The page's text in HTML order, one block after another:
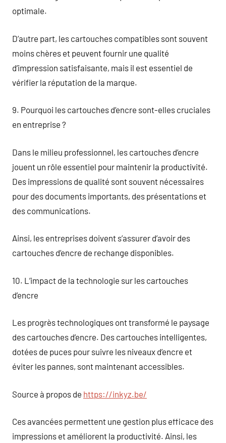
optimale.
D’autre part, les cartouches compatibles sont souvent
moins chères et peuvent fournir une qualité
d’impression satisfaisante, mais il est essentiel de
vérifier la réputation de la marque.
9. Pourquoi les cartouches d’encre sont-elles cruciales
en entreprise ?
Dans le milieu professionnel, les cartouches d’encre
jouent un rôle essentiel pour maintenir la productivité.
Des impressions de qualité sont souvent nécessaires
pour des documents importants, des présentations et
des communications.
Ainsi, les entreprises doivent s’assurer d’avoir des
cartouches d’encre de rechange disponibles.
10. L’impact de la technologie sur les cartouches
d’encre
Les progrès technologiques ont transformé le paysage
des cartouches d’encre. Des cartouches intelligentes,
dotées de puces pour suivre les niveaux d’encre et
éviter les pannes, sont maintenant accessibles.
Source à propos de https://inkyz.be/
Ces avancées permettent une gestion plus efficace des
impressions et améliorent la productivité. Ainsi, les